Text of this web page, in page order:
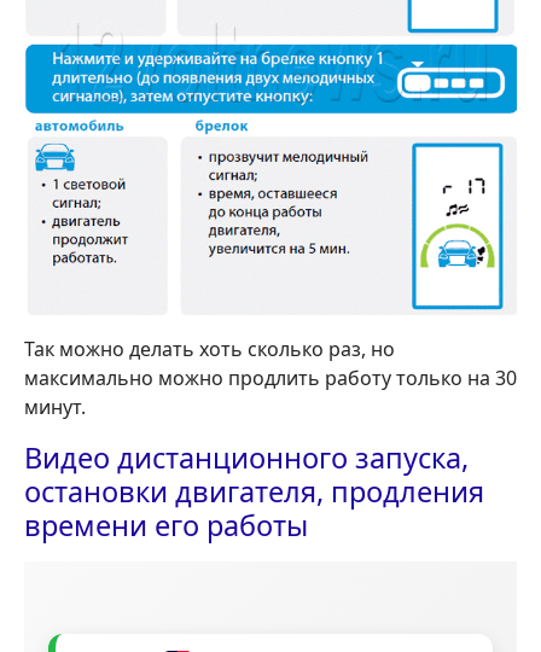
Так можно делать хоть сколько раз, но
максимально можно продлить работу только на 30
минут.
Видео дистанционного запуска,
остановки двигателя, продления
времени его работы